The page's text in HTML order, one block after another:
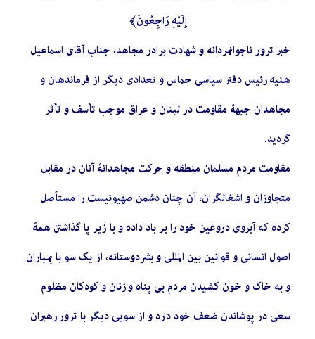
إِلَيْهِ رَاجِعُونَ﴾
خبر ترور ناجوانمردانه و شهادت برادر مجاهد، جناب آقای اسماعیل
هنیه رئیس دفتر سیاسی حماس و تعدادی دیگر از فرماندهان و
مجاهدان جبهۀ مقاومت در لبنان و عراق موجب تأسف و تأثر
گردید.
مقاومت مردم مسلمان منطقه و حرکت مجاهدانۀ آنان در مقابل
متجاوزان و اشغالگران، آن چنان دشمن صهیونیست را مستأصل
کرده که آبروی دروغین خود را بر باد داده و با زیر پا گذاشتن همۀ
اصول انسانی و قوانین بین المللی و بشردوستانه، از یک سو با بمباران
و به خاک و خون کشیدن مردم بی پناه و زنان و کودکان مظلوم
سعی در پوشاندن ضعف خود دارد و از سویی دیگر با ترور رهبران